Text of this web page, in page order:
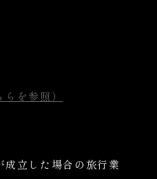
を参照）
成立した場合の旅行業